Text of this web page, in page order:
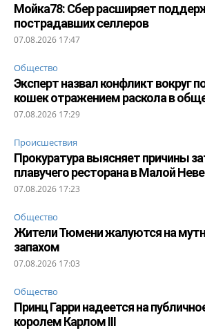
Мойка78: Сбер расширяет
пострадавших селлеров
07.08.2026 17:47
Общество
Эксперт назвал конфликт вокруг
кошек отражением раскола в
07.08.2026 17:29
Происшествия
Прокуратура выясняет причины
плавучего ресторана в Малой Неве
07.08.2026 17:23
Общество
Жители Тюмени жалуются на
запахом
07.08.2026 17:03
Общество
Принц Гарри надеется на
королем Карлом III